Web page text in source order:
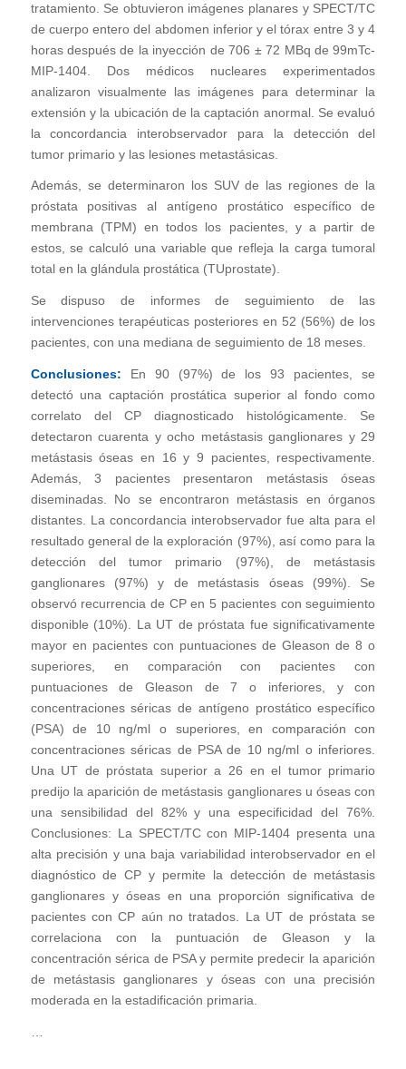
tratamiento. Se obtuvieron imágenes planares y SPECT/TC
de cuerpo entero del abdomen inferior y el tórax entre 3 y 4
horas después de la inyección de 706 ± 72 MBq de 99mTc-
MIP-1404. Dos médicos nucleares experimentados
analizaron visualmente las imágenes para determinar la
extensión y la ubicación de la captación anormal. Se evaluó
la concordancia interobservador para la detección del
tumor primario y las lesiones metastásicas.
Además, se determinaron los SUV de las regiones de la
próstata positivas al antígeno prostático específico de
membrana (TPM) en todos los pacientes, y a partir de
estos, se calculó una variable que refleja la carga tumoral
total en la glándula prostática (TUprostate).
Se dispuso de informes de seguimiento de las
intervenciones terapéuticas posteriores en 52 (56%) de los
pacientes, con una mediana de seguimiento de 18 meses.
Conclusiones: En 90 (97%) de los 93 pacientes, se
detectó una captación prostática superior al fondo como
correlato del CP diagnosticado histológicamente. Se
detectaron cuarenta y ocho metástasis ganglionares y 29
metástasis óseas en 16 y 9 pacientes, respectivamente.
Además, 3 pacientes presentaron metástasis óseas
diseminadas. No se encontraron metástasis en órganos
distantes. La concordancia interobservador fue alta para el
resultado general de la exploración (97%), así como para la
detección del tumor primario (97%), de metástasis
ganglionares (97%) y de metástasis óseas (99%). Se
observó recurrencia de CP en 5 pacientes con seguimiento
disponible (10%). La UT de próstata fue significativamente
mayor en pacientes con puntuaciones de Gleason de 8 o
superiores, en comparación con pacientes con
puntuaciones de Gleason de 7 o inferiores, y con
concentraciones séricas de antígeno prostático específico
(PSA) de 10 ng/ml o superiores, en comparación con
concentraciones séricas de PSA de 10 ng/ml o inferiores.
Una UT de próstata superior a 26 en el tumor primario
predijo la aparición de metástasis ganglionares u óseas con
una sensibilidad del 82% y una especificidad del 76%.
Conclusiones: La SPECT/TC con MIP-1404 presenta una
alta precisión y una baja variabilidad interobservador en el
diagnóstico de CP y permite la detección de metástasis
ganglionares y óseas en una proporción significativa de
pacientes con CP aún no tratados. La UT de próstata se
correlaciona con la puntuación de Gleason y la
concentración sérica de PSA y permite predecir la aparición
de metástasis ganglionares y óseas con una precisión
moderada en la estadificación primaria.